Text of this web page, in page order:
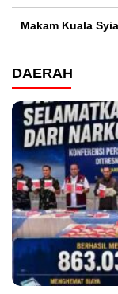
Makam Kuala
DAERAH